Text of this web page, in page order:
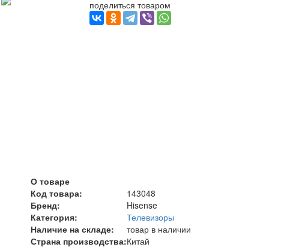
поделиться товаром
О товаре
Код товара:
143048
Бренд:
Hisense
Категория:
Телевизоры
Наличие на складе:
товар в наличии
Страна производства:Китай